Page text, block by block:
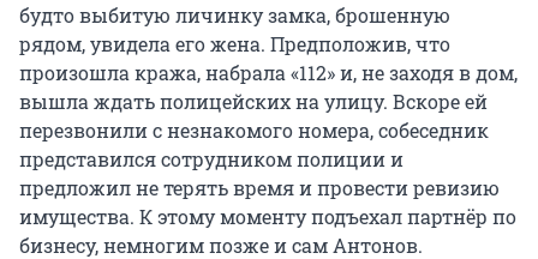
будто выбитую личинку замка, брошенную
рядом, увидела его жена. Предположив, что
произошла кража, набрала «112» и, не заходя в дом,
вышла ждать полицейских на улицу. Вскоре ей
перезвонили с незнакомого номера, собеседник
представился сотрудником полиции и
предложил не терять время и провести ревизию
имущества. К этому моменту подъехал партнёр по
бизнесу, немногим позже и сам Антонов.